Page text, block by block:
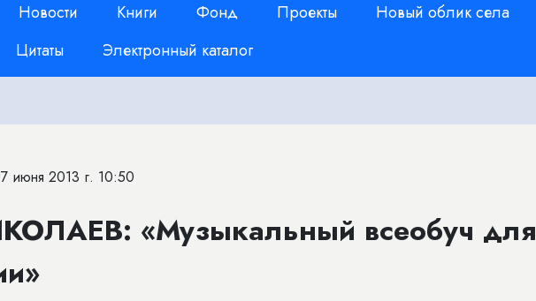
Новости Книги Фонд Проекты Новый облик села
Цитаты Электронный каталог
июня 2013 г. 10:50
«Музыкальный всеобуч для